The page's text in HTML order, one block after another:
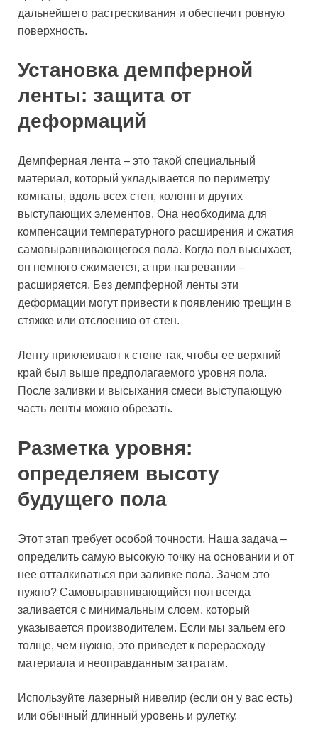
дальнейшего растрескивания и обеспечит ровную
поверхность.
Установка демпферной
ленты: защита от
деформаций
Демпферная лента – это такой специальный
материал, который укладывается по периметру
комнаты, вдоль всех стен, колонн и других
выступающих элементов. Она необходима для
компенсации температурного расширения и сжатия
самовыравнивающегося пола. Когда пол высыхает,
он немного сжимается, а при нагревании –
расширяется. Без демпферной ленты эти
деформации могут привести к появлению трещин в
стяжке или отслоению от стен.
Ленту приклеивают к стене так, чтобы ее верхний
край был выше предполагаемого уровня пола.
После заливки и высыхания смеси выступающую
часть ленты можно обрезать.
Разметка уровня:
определяем высоту
будущего пола
Этот этап требует особой точности. Наша задача –
определить самую высокую точку на основании и от
нее отталкиваться при заливке пола. Зачем это
нужно? Самовыравнивающийся пол всегда
заливается с минимальным слоем, который
указывается производителем. Если мы зальем его
толще, чем нужно, это приведет к перерасходу
материала и неоправданным затратам.
Используйте лазерный нивелир (если он у вас есть)
или обычный длинный уровень и рулетку.